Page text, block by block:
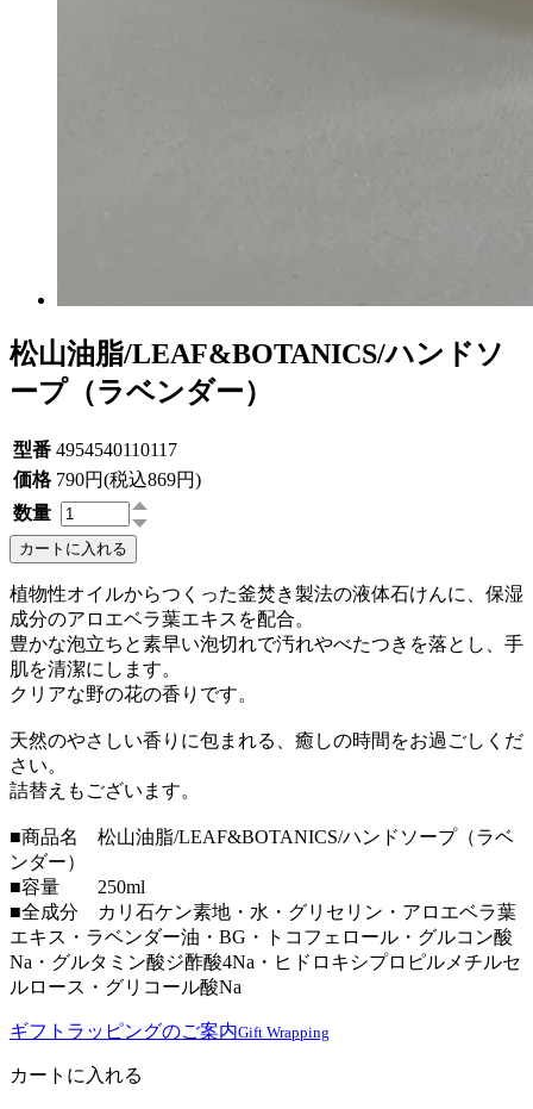
松山油脂/LEAF&BOTANICS/ハンドソ
ープ（ラベンダー）
型番 4954540110117
価格 790円(税込869円)
数量
カートに入れる
植物性オイルからつくった釜焚き製法の液体石けんに、保湿
成分のアロエベラ葉エキスを配合。
豊かな泡立ちと素早い泡切れで汚れやべたつきを落とし、手
肌を清潔にします。
クリアな野の花の香りです。
天然のやさしい香りに包まれる、癒しの時間をお過ごしくだ
さい。
詰替えもございます。
■商品名 松山油脂/LEAF&BOTANICS/ハンドソープ（ラベ
ンダー）
■容量 250ml
■全成分 カリ石ケン素地・水・グリセリン・アロエベラ葉
エキス・ラベンダー油・BG・トコフェロール・グルコン酸
Na・グルタミン酸ジ酢酸4Na・ヒドロキシプロピルメチルセ
ルロース・グリコール酸Na
ギフトラッピングのご案内Gift Wrapping
カートに入れる